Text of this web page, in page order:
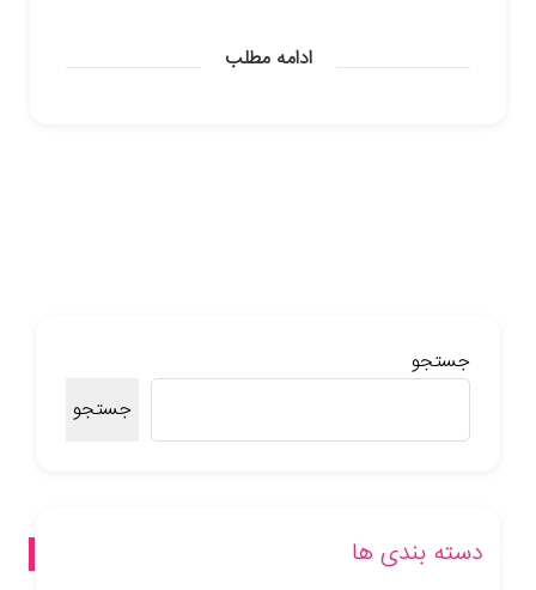
ادامه مطلب
جستجو
جستجو
دسته بندی ها